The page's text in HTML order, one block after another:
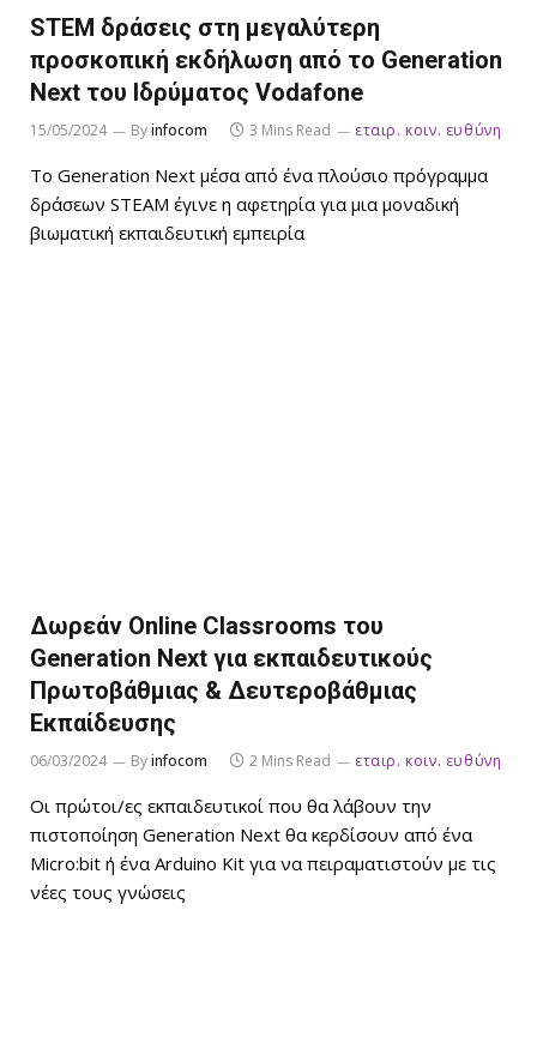
STEM δράσεις στη μεγαλύτερη
προσκοπική εκδήλωση από το Generation
Next του Ιδρύματος Vodafone
15/05/2024 Byinfocom 3 Mins Read εταιρ. κοιν. ευθύνη
Το Generation Next μέσα από ένα πλούσιο πρόγραμμα
δράσεων STEAM έγινε η αφετηρία για μια μοναδική
βιωματική εκπαιδευτική εμπειρία
Δωρεάν Online Classrooms του
Generation Νext για εκπαιδευτικούς
Πρωτοβάθμιας & Δευτεροβάθμιας
Εκπαίδευσης
06/03/2024 Byinfocom 2 Mins Read εταιρ. κοιν. ευθύνη
Οι πρώτοι/ες εκπαιδευτικοί που θα λάβουν την
πιστοποίηση Generation Next θα κερδίσουν από ένα
Micro:bit ή ένα Arduino Kit για να πειραματιστούν με τις
νέες τους γνώσεις